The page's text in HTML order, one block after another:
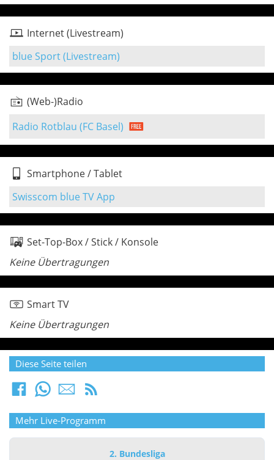
Internet (Livestream)
blue Sport (Livestream)
(Web-)Radio
Radio Rotblau (FC Basel)
Smartphone / Tablet
Swisscom blue TV App
Set-Top-Box / Stick / Konsole
Keine Übertragungen
Smart TV
Keine Übertragungen
Diese Seite teilen
Mehr Live-Programm
2. Bundesliga